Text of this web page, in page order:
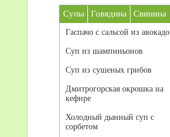
Супы Говядина Свинина
Гаспачо с сальсой из авокадо
Суп из шампиньонов
Суп из сушеных грибов
Дмитрогорская окрошка на
кефире
Холодный дынный суп с
сорбетом